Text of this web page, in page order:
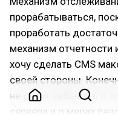
прорабатываться,
проработать
механизм отчетности
хочу сделать CMS
своей стороны.
не стоит забывать о
сервера и о мерах